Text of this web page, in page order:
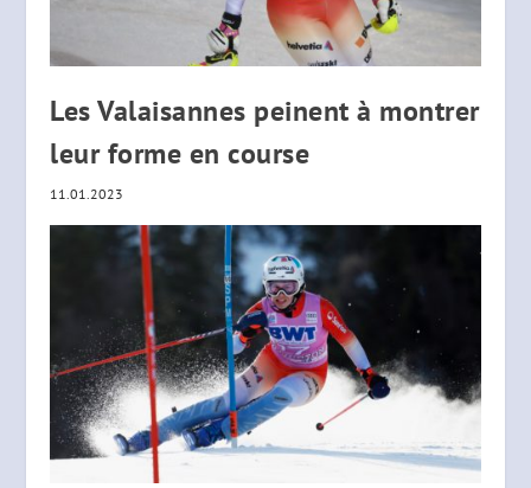
Les Valaisannes peinent à montrer
leur forme en course
11.01.2023